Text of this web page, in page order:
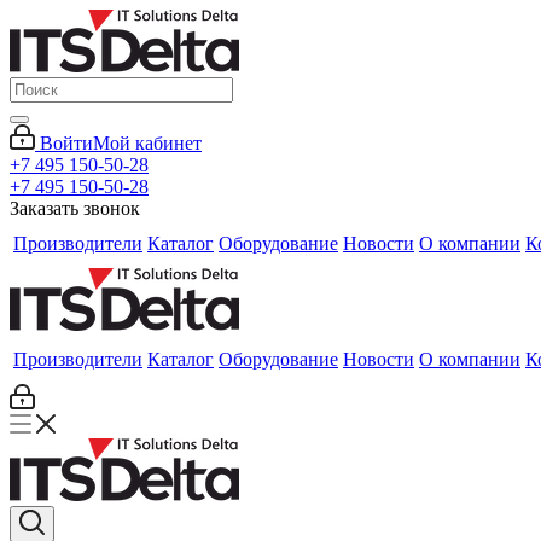
ВойтиМой кабинет
+7 495 150-50-28
+7 495 150-50-28
Заказать звонок
Производители Каталог Оборудование Новости О компании
Производители Каталог Оборудование Новости О компании